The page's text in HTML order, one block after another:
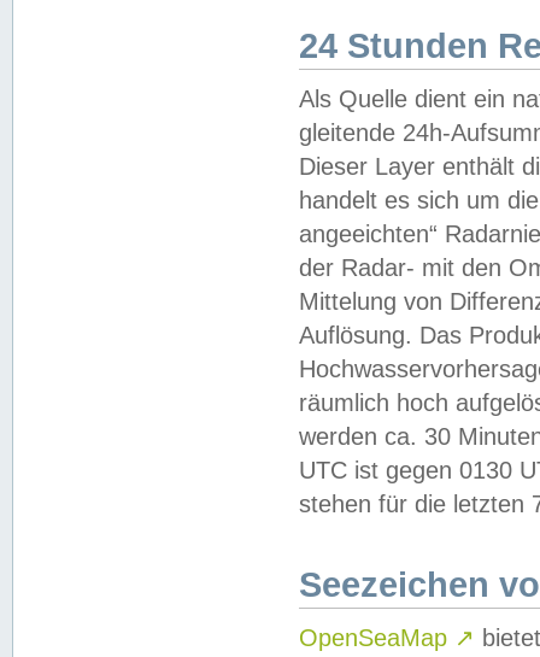
24 Stunden
Als Quelle dient ein
gleitende 24h-
Dieser Layer enthält
handelt es sich um
angeeichten“
der Radar- mit den
Mittelung von
Auflösung. Das
räumlich hoch
werden ca. 30
UTC ist gegen 0130
stehen für die letzten
Seezeichen
OpenSeaMap ↗